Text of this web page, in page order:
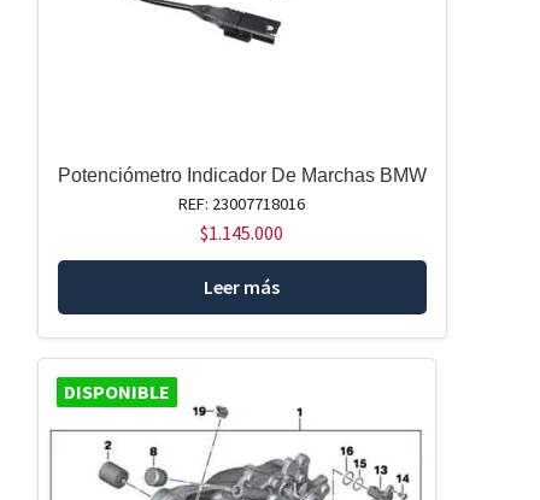
Potenciómetro Indicador De Marchas BMW
REF: 23007718016
$1.145.000
Leer más
DISPONIBLE